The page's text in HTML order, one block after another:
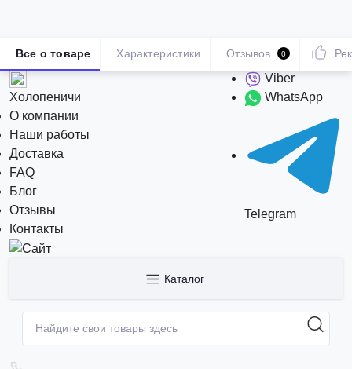
Холопеничи
О компании
Наши работы
Доставка
FAQ
Блог
Отзывы
Контакты
Viber
WhatsApp
Telegram
Каталог
Все о товаре Характеристики Отзывов 0